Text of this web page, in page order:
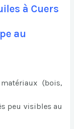
à Cuers
au
(bois,
peu visibles au